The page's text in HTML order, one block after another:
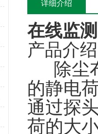
详细介绍
在线监
产品介绍
除尘
的静电
通过探
荷的大